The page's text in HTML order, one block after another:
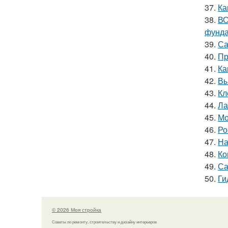
37.
38.
39.
40.
41.
42.
43.
44.
45.
46.
47.
48.
49.
50.
© 2026 Моя стройка
Советы по ремонту, строительству и дизайну интерьеров